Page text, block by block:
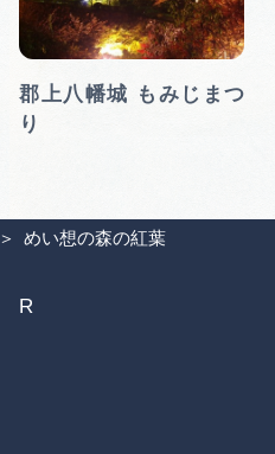
めい想の森の紅葉
郡上八幡城 もみじまつ
り